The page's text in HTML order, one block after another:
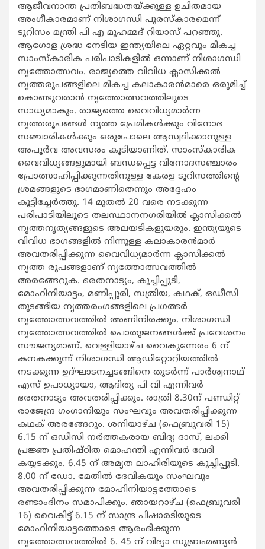
ആജീവനാന്ത പ്രതിബദ്ധതയ്ക്കുള്ള ഉചിതമായ
അംഗീകാരമാണ് നിശാഗന്ധി പുരസ്കാരമെന്ന്
ടൂറിസം മന്ത്രി പി എ മുഹമ്മദ് റിയാസ് പറഞ്ഞു.
ആഗോള ശ്രദ്ധ നേടിയ ഇന്ത്യയിലെ ഏറ്റവും മികച്ച
സാംസ്കാരിക പരിപാടികളില്‍ ഒന്നാണ് നിശാഗന്ധി
നൃത്തോത്സവം. രാജ്യത്തെ വിവിധ ക്ലാസിക്കല്‍
നൃത്തരൂപങ്ങളിലെ മികച്ച കലാകാരന്‍മാരെ ഒരുമിച്ച്
കൊണ്ടുവരാന്‍ നൃത്തോത്സവത്തിലൂടെ
സാധ്യമാകും. രാജ്യത്തെ വൈവിധ്യമാര്‍ന്ന
നൃത്തരൂപങ്ങള്‍ നൃത്ത പ്രേമികള്‍ക്കും വിനോദ
സഞ്ചാരികള്‍ക്കും ഒരുപോലെ ആസ്വദിക്കാനുള്ള
അപൂര്‍വ അവസരം കൂടിയാണിത്. സാംസ്കാരിക
വൈവിധ്യങ്ങളുമായി ബന്ധപ്പെട്ട വിനോദസഞ്ചാരം
പ്രോത്സാഹിപ്പിക്കുന്നതിനുള്ള കേരള ടൂറിസത്തിന്‍റെ
ശ്രമങ്ങളുടെ ഭാഗമാണിതെന്നും അദ്ദേഹം
കൂട്ടിച്ചേര്‍ത്തു. 14 മുതല്‍ 20 വരെ നടക്കുന്ന
പരിപാടിയിലൂടെ തലസ്ഥാനനഗരിയില്‍ ക്ലാസിക്കല്‍
നൃത്തനൃത്യങ്ങളുടെ അലയടികളുയരും. ഇന്ത്യയുടെ
വിവിധ ഭാഗങ്ങളില്‍ നിന്നുള്ള കലാകാരന്‍മാര്‍
അവതരിപ്പിക്കുന്ന വൈവിധ്യമാര്‍ന്ന ക്ലാസിക്കല്‍
നൃത്ത രൂപങ്ങളാണ് നൃത്തോത്സവത്തില്‍
അരങ്ങേറുക. ഭരതനാട്യം, കുച്ചിപ്പുടി,
മോഹിനിയാട്ടം, മണിപ്പൂരി, സത്രിയ, കഥക്, ഒഡീസി
തുടങ്ങിയ നൃത്തരംഗങ്ങളിലെ പ്രഗത്ഭര്‍
നൃത്തോത്സവത്തില്‍ അണിനിരക്കും. നിശാഗന്ധി
നൃത്തോത്സവത്തില്‍ പൊതുജനങ്ങള്‍ക്ക് പ്രവേശനം
സൗജന്യമാണ്. വെള്ളിയാഴ്ച വൈകുന്നേരം 6 ന്
കനകക്കുന്ന് നിശാഗന്ധി ആഡിറ്റോറിയത്തില്‍
നടക്കുന്ന ഉദ്ഘാടനച്ചടങ്ങിനെ തുടര്‍ന്ന് പാര്‍ശ്വനാഥ്
എസ് ഉപാധ്യായാ, ആദിത്യ പി വി എന്നിവര്‍
ഭരതനാട്യം അവതരിപ്പിക്കും. രാത്രി 8.30ന് പണ്ഡിറ്റ്
രാജേന്ദ്ര ഗംഗാനിയും സംഘവും അവതരിപ്പിക്കുന്ന
കഥക് അരങ്ങേറും. ശനിയാഴ്ച (ഫെബ്രുവരി 15)
6.15 ന് ഒഡീസി നര്‍ത്തകരായ ബിദ്യ ദാസ്, ലക്കി
പ്രജ്ഞ പ്രതിഷ്ഠിത മൊഹന്തി എന്നിവര്‍ വേദി
കയ്യടക്കും. 6.45 ന് അമൃത ലാഹിരിയുടെ കുച്ചിപ്പുടി.
8.00 ന് ഡോ. മേതില്‍ ദേവികയും സംഘവും
അവതരിപ്പിക്കുന്ന മോഹിനിയാട്ടത്തോടെ
രണ്ടാംദിനം സമാപിക്കും. ഞായറാഴ്ച (ഫെബ്രുവരി
16) വൈകിട്ട് 6.15 ന് സാന്ദ്ര പിഷാരടിയുടെ
മോഹിനിയാട്ടത്തോടെ ആരംഭിക്കുന്ന
നൃത്തോത്സവത്തില്‍ 6. 45 ന് വിദ്യാ സുബ്രഹ്മണ്യന്‍